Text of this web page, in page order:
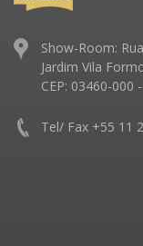
Show-Room:
Jardim Vila
CEP: 03460-000
Tel/ Fax +55 11